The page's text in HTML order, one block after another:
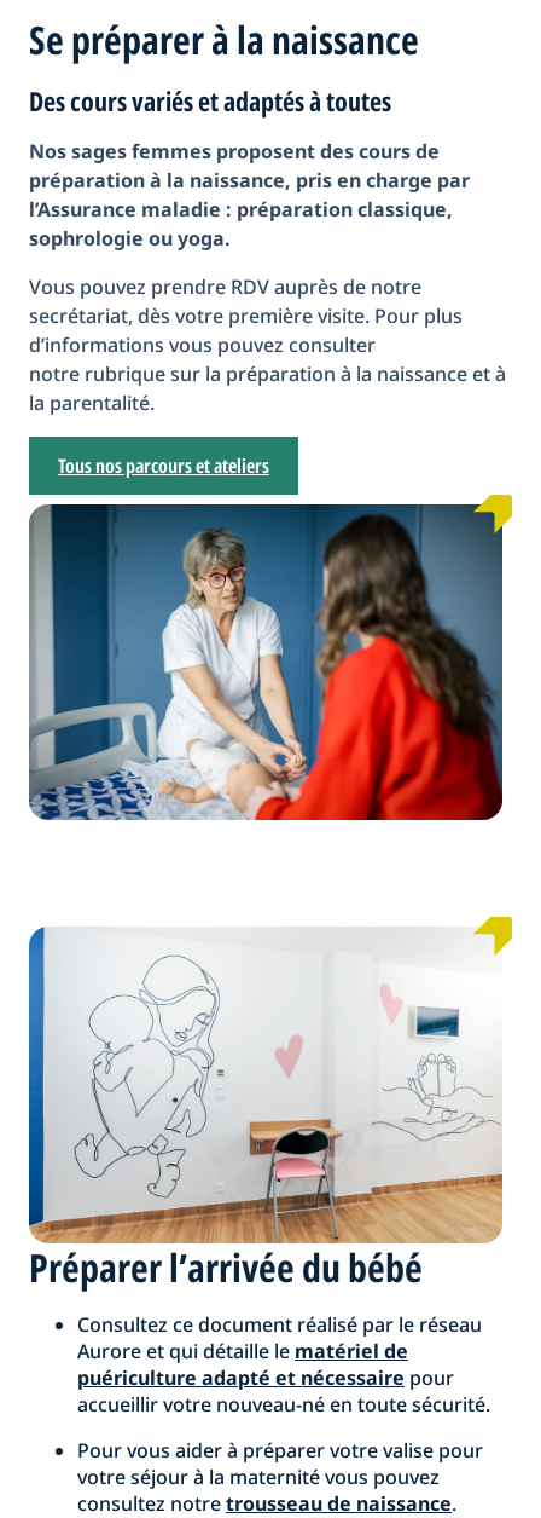
Se préparer à la naissance
Des cours variés et adaptés à toutes
Nos sages femmes proposent des cours de
préparation à la naissance, pris en charge par
l’Assurance maladie : préparation classique,
sophrologie ou yoga.
Vous pouvez prendre RDV auprès de notre
secrétariat, dès votre première visite. Pour plus
d’informations vous pouvez consulter
notre rubrique sur la préparation à la naissance et à
la parentalité.
Tous nos parcours et ateliers
Préparer l’arrivée du bébé
Consultez ce document réalisé par le réseau
Aurore et qui détaille le matériel de
puériculture adapté et nécessaire pour
accueillir votre nouveau-né en toute sécurité.
Pour vous aider à préparer votre valise pour
votre séjour à la maternité vous pouvez
consultez notretrousseau de naissance.